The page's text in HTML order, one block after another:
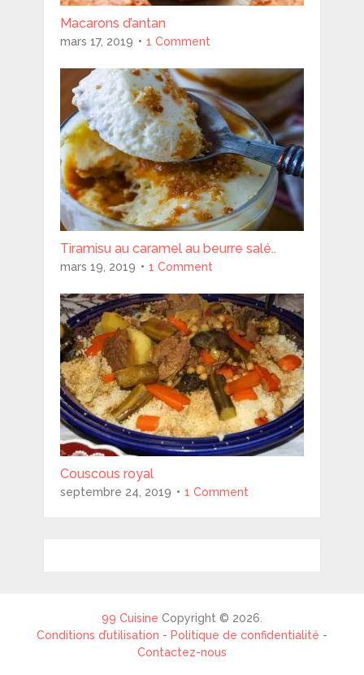
Macarons d’antan
mars 17, 2019 1 Comment
Tiramisu au caramel au beurre salé..
mars 19, 2019 1 Comment
Couscous royal
septembre 24, 2019 1 Comment
99 Cuisine Copyright © 2026.
Conditions d’utilisation - Politique de confidentialité -
Contactez-nous